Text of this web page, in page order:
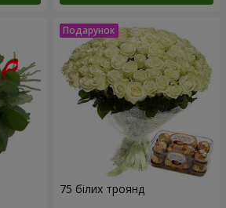
75 білих троянд